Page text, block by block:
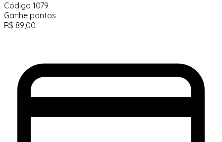
Código 1079
Ganhe pontos
R$ 89,00